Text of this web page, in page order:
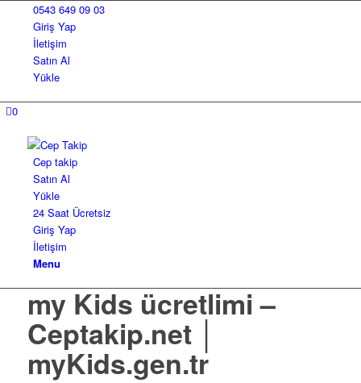
0543 649 09 03
Giriş Yap
İletişim
Satın Al
Yükle
0
Cep takip
Satın Al
Yükle
24 Saat Ücretsiz
Giriş Yap
İletişim
Menu
my Kids ücretlimi –
Ceptakip.net │
myKids.gen.tr